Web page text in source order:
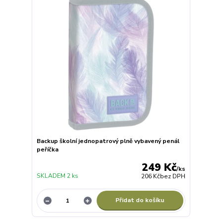
Backup školní jednopatrový plně vybavený penál
peříčka
249 Kč/ks
206 Kčbez DPH
SKLADEM 2 ks
Přidat do košíku